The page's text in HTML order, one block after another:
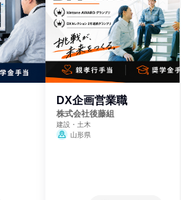
DX企画営業職
株式会社後藤組
建設・土木
山形県